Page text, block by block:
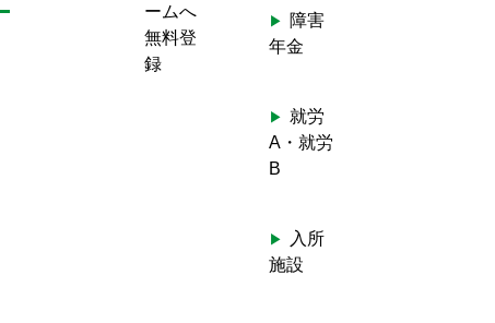
ームへ
無料登
録
障害
年金
就労
A・就労
B
入所
施設